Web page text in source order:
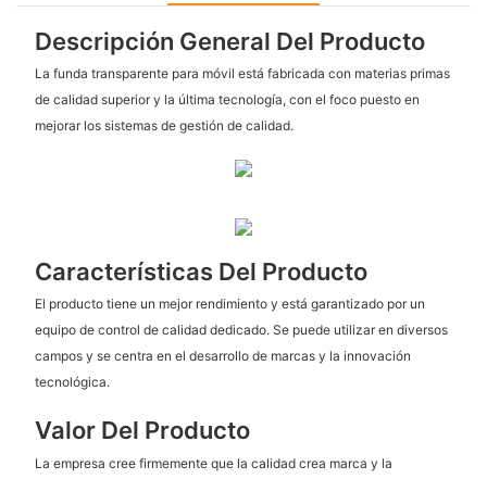
Descripción General Del Producto
La funda transparente para móvil está fabricada con materias primas
de calidad superior y la última tecnología, con el foco puesto en
mejorar los sistemas de gestión de calidad.
Características Del Producto
El producto tiene un mejor rendimiento y está garantizado por un
equipo de control de calidad dedicado. Se puede utilizar en diversos
campos y se centra en el desarrollo de marcas y la innovación
tecnológica.
Valor Del Producto
La empresa cree firmemente que la calidad crea marca y la